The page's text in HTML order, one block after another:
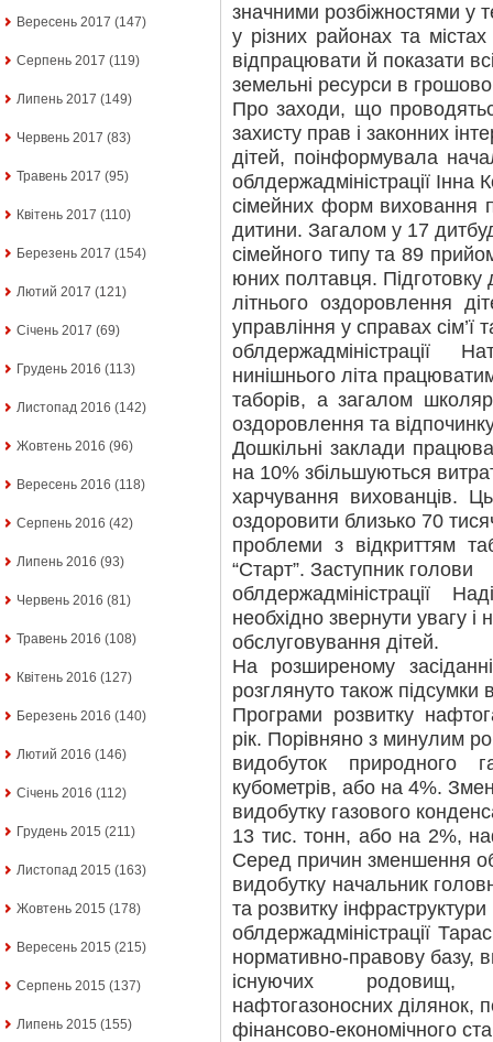
Вересень 2017 (147)
Серпень 2017 (119)
Липень 2017 (149)
Червень 2017 (83)
Травень 2017 (95)
Квітень 2017 (110)
Березень 2017 (154)
Лютий 2017 (121)
Січень 2017 (69)
Грудень 2016 (113)
Листопад 2016 (142)
Жовтень 2016 (96)
Вересень 2016 (118)
Серпень 2016 (42)
Липень 2016 (93)
Червень 2016 (81)
Травень 2016 (108)
Квітень 2016 (127)
Березень 2016 (140)
Лютий 2016 (146)
Січень 2016 (112)
Грудень 2015 (211)
Листопад 2015 (163)
Жовтень 2015 (178)
Вересень 2015 (215)
Серпень 2015 (137)
Липень 2015 (155)
значними розбіжностями у
у різних районах та
відпрацювати й показати
земельні ресурси в
Про заходи, що
захисту прав і законних
дітей, поінформувала
облдержадміністрації Інна
сімейних форм виховання
дитини. Загалом у 17
сімейного типу та 89
юних полтавця. Підготовку
літнього оздоровлення
управління у справах сім’ї
облдержадміністрації
нинішнього літа
таборів, а загалом
оздоровлення та
Дошкільні заклади
на 10% збільшуються
харчування вихованців.
оздоровити близько 70
проблеми з відкриттям
“Старт”. Заступник голови
облдержадміністрації
необхідно звернути увагу і
обслуговування дітей.
На розширеному засіданні
розглянуто також підсумки
Програми розвитку
рік. Порівняно з минулим
видобуток природного
кубометрів, або на 4%.
видобутку газового
13 тис. тонн, або на 2%,
Серед причин зменшення
видобутку начальник
та розвитку інфраструктури
облдержадміністрації
нормативно-правову базу,
існуючих родовищ,
нафтогазоносних ділянок,
фінансово-економічного